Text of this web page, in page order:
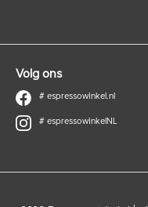
Volg ons
# espressowinkel.nl
# espressowinkelNL